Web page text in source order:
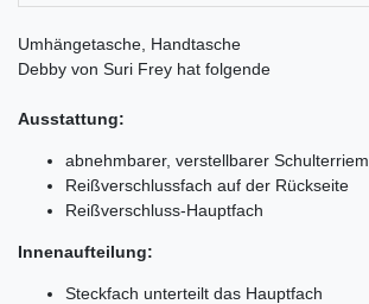
Umhängetasche, Handtasche
Debby von Suri Frey hat folgende
Ausstattung:
abnehmbarer, verstellbarer
Reißverschlussfach auf der Rückseite
Reißverschluss-Hauptfach
Innenaufteilung:
Steckfach unterteilt das Hauptfach